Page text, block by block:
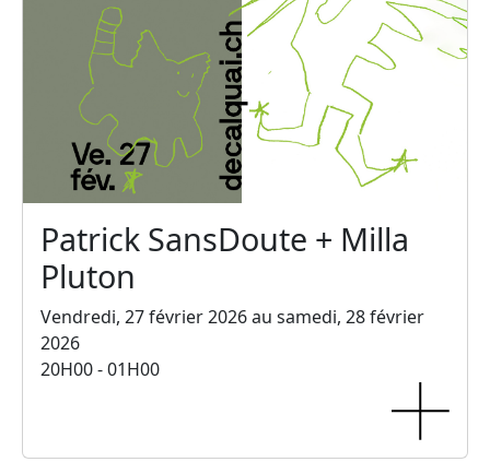
Patrick SansDoute + Milla
Pluton
Vendredi, 27 février 2026 au samedi, 28 février
2026
20H00 - 01H00